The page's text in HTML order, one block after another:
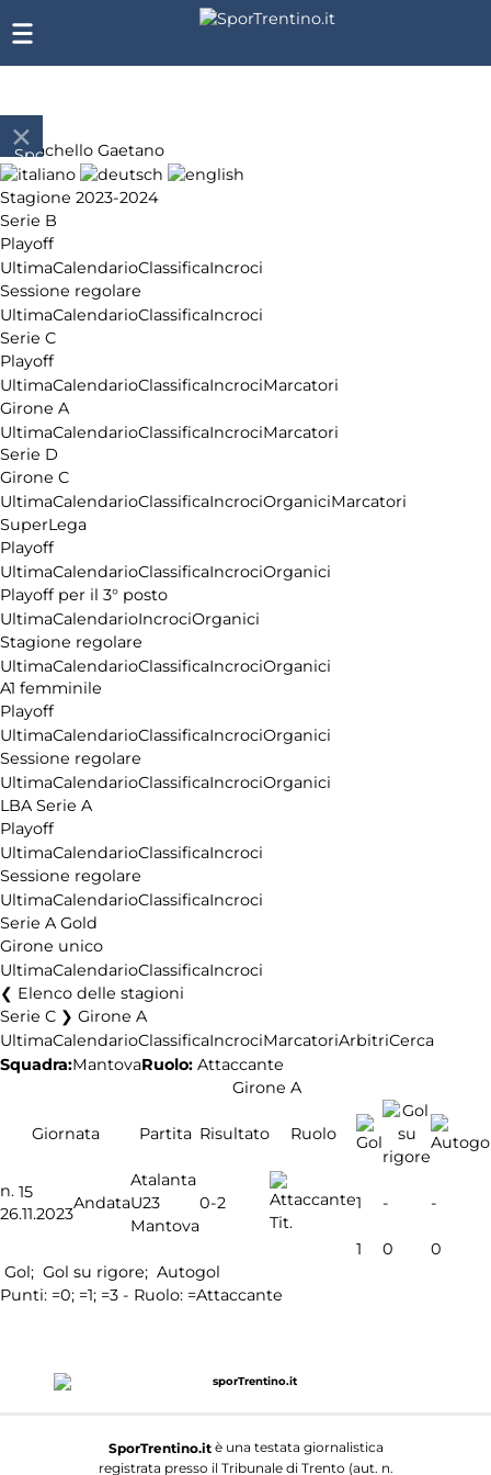
Monachello Gaetano
Stagione 2023-2024
Serie B
Playoff
UltimaCalendarioClassificaIncroci
Sessione regolare
UltimaCalendarioClassificaIncroci
Serie C
Playoff
UltimaCalendarioClassificaIncrociMarcatori
Girone A
UltimaCalendarioClassificaIncrociMarcatori
Serie D
Girone C
UltimaCalendarioClassificaIncrociOrganiciMarcatori
SuperLega
Playoff
UltimaCalendarioClassificaIncrociOrganici
Playoff per il 3° posto
UltimaCalendarioIncrociOrganici
Stagione regolare
UltimaCalendarioClassificaIncrociOrganici
A1 femminile
Playoff
UltimaCalendarioClassificaIncrociOrganici
Sessione regolare
UltimaCalendarioClassificaIncrociOrganici
LBA Serie A
Playoff
UltimaCalendarioClassificaIncroci
Sessione regolare
UltimaCalendarioClassificaIncroci
Serie A Gold
Girone unico
UltimaCalendarioClassificaIncroci
Elenco delle stagioni
Serie C ❯ Girone A
UltimaCalendarioClassificaIncrociMarcatoriArbitriCerca
Squadra:MantovaRuolo: Attaccante
Girone A
Giornata Partita Risultato Ruolo
n. 15
26.11.2023
Andata
Atalanta
U23
Mantova
0-2
Tit.
1 - -
1 0
0
Gol; Gol su rigore; Autogol
Punti: =0; =1; =3 - Ruolo: =Attaccante
SporTrentino.itè una testata giornalistica
registrata presso il Tribunale di Trento (aut. n.
SporTrentino.it
Chi
siamo
Affiliazione
Pubblicità